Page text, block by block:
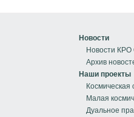
Новости
Новости
Архив
Наши проекты
Космическая
Малая
Дуальное